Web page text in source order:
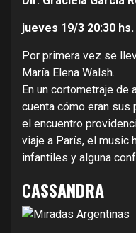
jueves 19/3 20:30 hs.
Por primera vez se
María Elena Walsh.
En un cortometraje de
cuenta cómo eran sus
el encuentro
viaje a París, el music
infantiles y alguna
CASSANDRA